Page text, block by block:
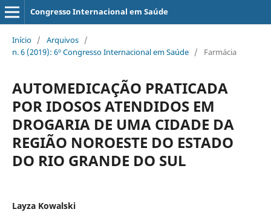
Congresso Internacional em Saúde
Início / Arquivos /
n. 6 (2019): 6º Congresso Internacional em Saúde / Farmácia
AUTOMEDICAÇÃO PRATICADA
POR IDOSOS ATENDIDOS EM
DROGARIA DE UMA CIDADE DA
REGIÃO NOROESTE DO ESTADO
DO RIO GRANDE DO SUL
Layza Kowalski